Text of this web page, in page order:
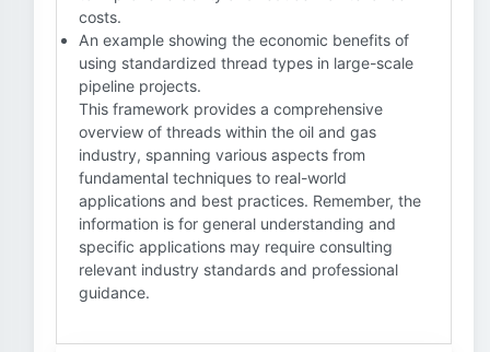
costs.
An example showing the economic benefits of
using standardized thread types in large-scale
pipeline projects.
This framework provides a comprehensive
overview of threads within the oil and gas
industry, spanning various aspects from
fundamental techniques to real-world
applications and best practices. Remember, the
information is for general understanding and
specific applications may require consulting
relevant industry standards and professional
guidance.